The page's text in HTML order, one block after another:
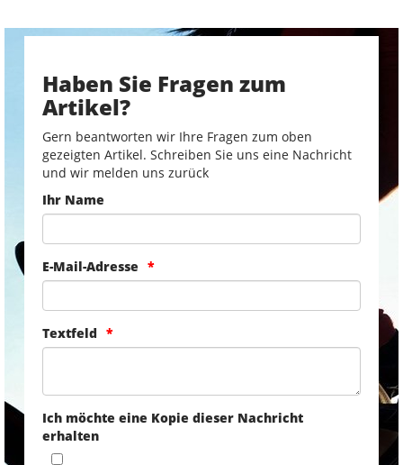
Haben Sie Fragen zum
Artikel?
Gern beantworten wir Ihre Fragen zum oben
gezeigten Artikel. Schreiben Sie uns eine Nachricht
und wir melden uns zurück
Ihr Name
E-Mail-Adresse
Textfeld
Ich möchte eine Kopie dieser Nachricht
erhalten